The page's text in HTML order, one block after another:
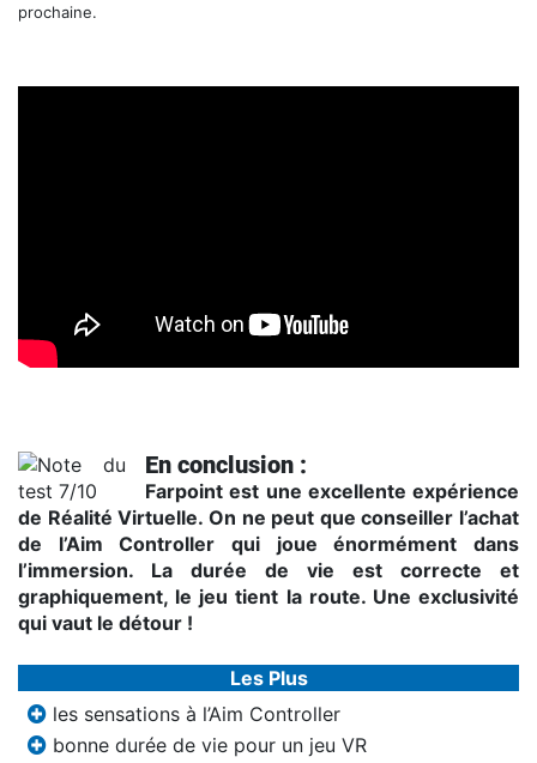
prochaine.
En conclusion :
Farpoint est une excellente expérience
de Réalité Virtuelle. On ne peut que conseiller l’achat
de l’Aim Controller qui joue énormément dans
l’immersion. La durée de vie est correcte et
graphiquement, le jeu tient la route. Une exclusivité
qui vaut le détour !
Les Plus
les sensations à l’Aim Controller
bonne durée de vie pour un jeu VR